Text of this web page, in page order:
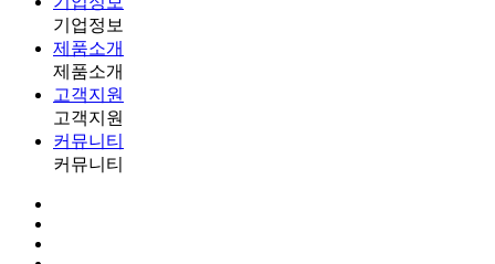
기업정보
제품소개
제품소개
고객지원
고객지원
커뮤니티
커뮤니티